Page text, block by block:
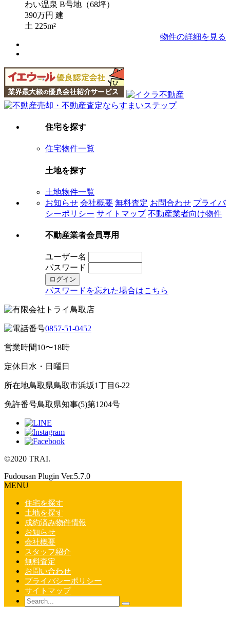
わい温泉 B号地（68坪）
390万円 建
土 225m²
物件の詳細を見る
住宅を探す
住宅物件一覧
土地を探す
土地物件一覧
お知らせ 会社概要 無料査定 お問合わせ プライバ
シーポリシー サイトマップ 不動産業者向け物件
不動産業者会員専用
ユーザー名
パスワード
パスワードを忘れた場合はこちら
0857-51-0452
営業時間10〜18時
定休日 水・日曜日
所在地鳥取県鳥取市浜坂1丁目6-22
免許番号鳥取県知事(5)第1204号
©2020 TRAI.
Fudousan Plugin Ver.5.7.0
MENU
住宅を探す
土地を探す
成約済み物件情報
お知らせ
会社概要
スタッフ紹介
無料査定
お問い合わせ
プライバシーポリシー
サイトマップ